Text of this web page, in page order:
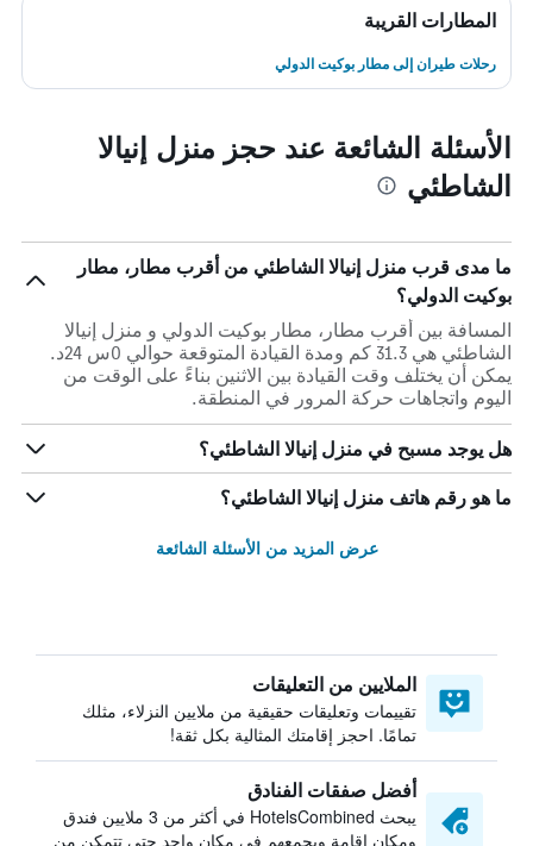
المطارات القريبة
رحلات طيران إلى مطار بوكيت الدولي
الأسئلة الشائعة عند حجز منزل إنيالا
الشاطئي
ما مدى قرب منزل إنيالا الشاطئي من أقرب مطار، مطار
بوكيت الدولي؟
المسافة بين أقرب مطار، مطار بوكيت الدولي و منزل إنيالا
الشاطئي هي 31.3 كم ومدة القيادة المتوقعة حوالي 0س 24د.
يمكن أن يختلف وقت القيادة بين الاثنين بناءً على الوقت من
اليوم واتجاهات حركة المرور في المنطقة.
هل يوجد مسبح في منزل إنيالا الشاطئي؟
ما هو رقم هاتف منزل إنيالا الشاطئي؟
عرض المزيد من الأسئلة الشائعة
الملايين من التعليقات
تقييمات وتعليقات حقيقية من ملايين النزلاء، مثلك
تمامًا. احجز إقامتك المثالية بكل ثقة!
أفضل صفقات الفنادق
يبحث HotelsCombined في أكثر من 3 ملايين فندق
ومكان إقامة ويجمعهم في مكان واحد حتى تتمكن من